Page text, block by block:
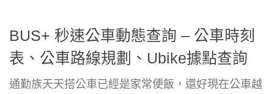
BUS+ 秒速公車動態查詢 – 公車時刻
表、公車路線規劃、Ubike據點查詢
通勤族天天搭公車已經是家常便飯，還好現在公車越